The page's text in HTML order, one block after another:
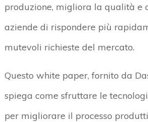
produzione, migliora la qualità e
aziende di rispondere più
mutevoli richieste del mercato.
Questo white paper, fornito da
spiega come sfruttare le
per migliorare il processo